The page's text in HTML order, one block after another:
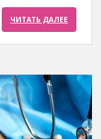
ЧИТАТЬ ДАЛЕЕ